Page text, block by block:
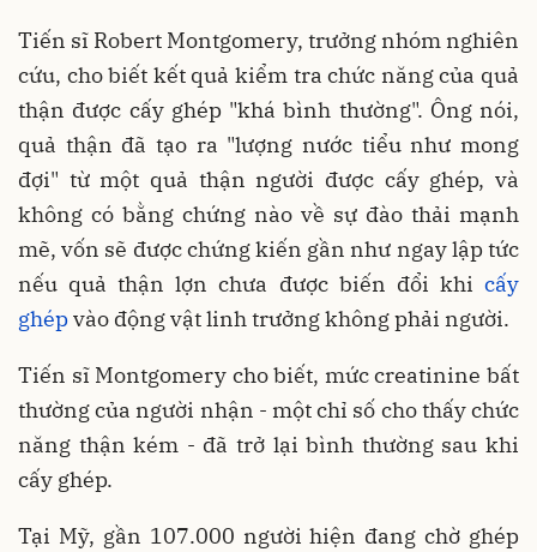
Tiến sĩ Robert Montgomery, trưởng nhóm nghiên
cứu, cho biết kết quả kiểm tra chức năng của quả
thận được cấy ghép "khá bình thường". Ông nói,
quả thận đã tạo ra "lượng nước tiểu như mong
đợi" từ một quả thận người được cấy ghép, và
không có bằng chứng nào về sự đào thải mạnh
mẽ, vốn sẽ được chứng kiến gần như ngay lập tức
nếu quả thận lợn chưa được biến đổi khi cấy
ghépvào động vật linh trưởng không phải người.
Tiến sĩ Montgomery cho biết, mức creatinine bất
thường của người nhận - một chỉ số cho thấy chức
năng thận kém - đã trở lại bình thường sau khi
cấy ghép.
Tại Mỹ, gần 107.000 người hiện đang chờ ghép